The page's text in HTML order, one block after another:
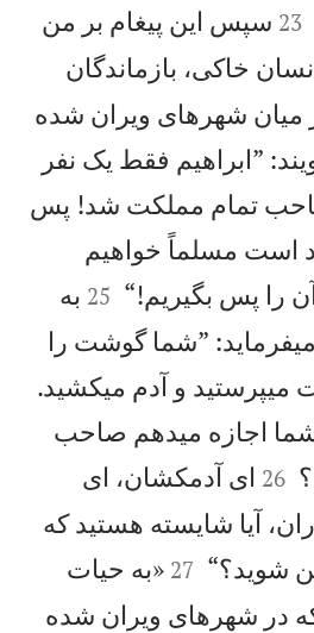


23 سپس اين پيغام بر من
خاكی، بازماندگان
ميان شهرهای ويران شده
”ابراهيم فقط يک نفر
صاحب تمام مملكت شد! پس
است مسلماً خواهيم
را پس بگيريم!“ 

25 به
”شما گوشت را
میپرستيد و آدم میكشيد.
شما اجازه میدهم صاحب


26 ای آدمكشان، ای
آيا شايسته هستيد كه
شويد؟“ 

27 «به حيات
در شهرهای ويران شده